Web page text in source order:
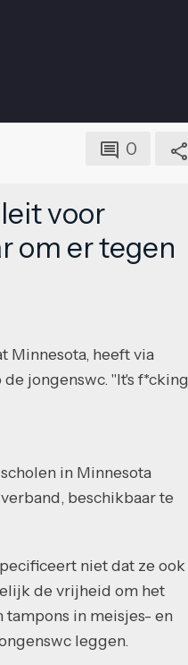
0
voor
om er tegen
Minnesota, heeft via
jongenswc. "It's f*cking
in Minnesota
beschikbaar te
niet dat ze ook
de vrijheid om het
in meisjes- en
leggen.